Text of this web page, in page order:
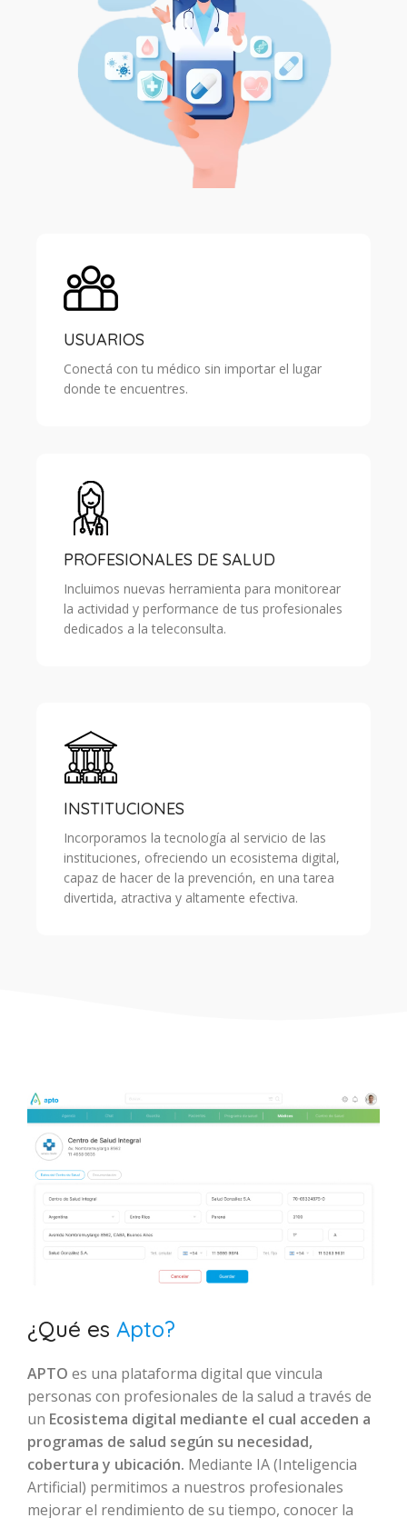
USUARIOS
Conectá con tu médico sin importar el lugar
donde te encuentres.
PROFESIONALES DE SALUD
Incluimos nuevas herramienta para monitorear
la actividad y performance de tus profesionales
dedicados a la teleconsulta.
INSTITUCIONES
Incorporamos la tecnología al servicio de las
instituciones, ofreciendo un ecosistema digital,
capaz de hacer de la prevención, en una tarea
divertida, atractiva y altamente efectiva.
¿Qué es Apto?
APTO es una plataforma digital que vincula
personas con profesionales de la salud a través de
un Ecosistema digital mediante el cual acceden a
programas de salud según su necesidad,
cobertura y ubicación. Mediante IA (Inteligencia
Artificial) permitimos a nuestros profesionales
mejorar el rendimiento de su tiempo, conocer la